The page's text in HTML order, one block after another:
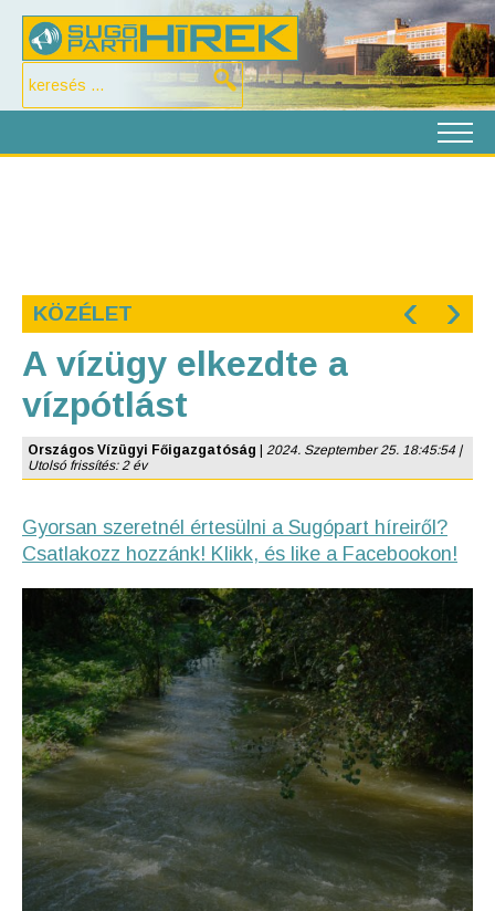
KÖZÉLET ‹ ›
A vízügy elkezdte a
vízpótlást
Országos Vízügyi Főigazgatóság
2024. Szeptember 25. 18:45:54 |
Utolsó frissítés: 2 év
Gyorsan szeretnél értesülni a Sugópart híreiről?
Csatlakozz hozzánk! Klikk, és like a Facebookon!